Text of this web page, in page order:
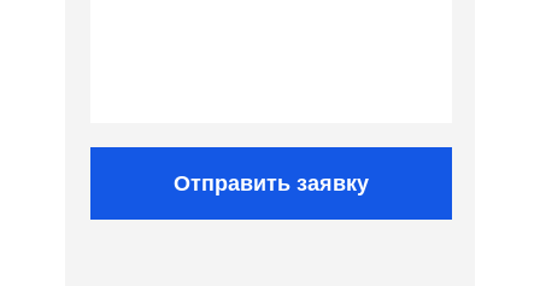
Отправить заявку